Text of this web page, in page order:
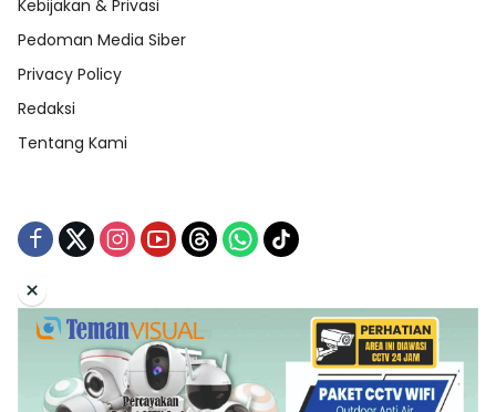
Kebijakan & Privasi
Pedoman Media Siber
Privacy Policy
Redaksi
Tentang Kami
Tentang Kami Redaksi
Indeks Berita
Disclaimer
Pedoman Media Siber
Kebijakan & Privasi
×